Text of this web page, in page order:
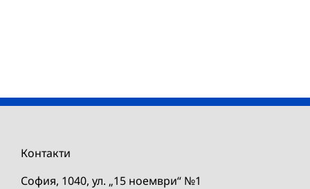
Контакти
София, 1040, ул. „15 ноември“ №1